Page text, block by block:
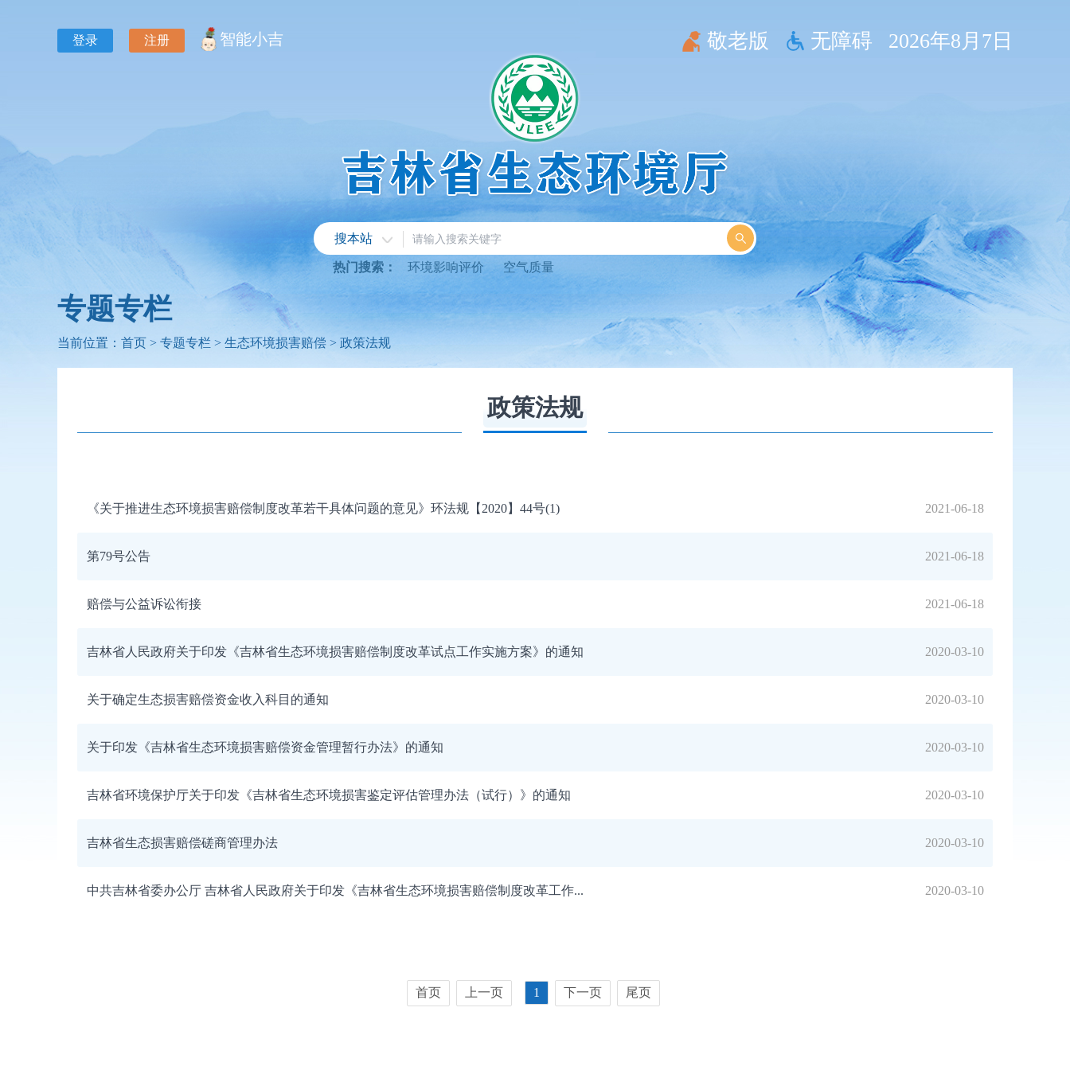
登录 注册 智能小吉 敬老版 无障碍 2026年8月7日
搜本站
热门搜索： 环境影响评价 空气质量
专题专栏
当前位置： 首页 > 专题专栏 > 生态环境损害赔偿 > 政策法规
政策法规
《关于推进生态环境损害赔偿制度改革若干具体问题的意见》环法规【2020】44号(1) 2021-06-18
第79号公告 2021-06-18
赔偿与公益诉讼衔接 2021-06-18
吉林省人民政府关于印发《吉林省生态环境损害赔偿制度改革试点工作实施方案》的通知 2020-03-10
关于确定生态损害赔偿资金收入科目的通知 2020-03-10
关于印发《吉林省生态环境损害赔偿资金管理暂行办法》的通知 2020-03-10
吉林省环境保护厅关于印发《吉林省生态环境损害鉴定评估管理办法（试行）》的通知 2020-03-10
吉林省生态损害赔偿磋商管理办法 2020-03-10
中共吉林省委办公厅 吉林省人民政府关于印发《吉林省生态环境损害赔偿制度改革工作... 2020-03-10
首页 上一页 1 下一页 尾页